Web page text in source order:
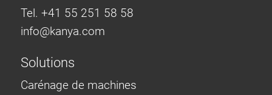
Tel. +41 55 251 58 58
info@kanya.com
Solutions
Carénage de machines